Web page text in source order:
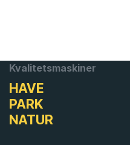
Kvalitetsmaskiner
HAVE
PARK
NATUR